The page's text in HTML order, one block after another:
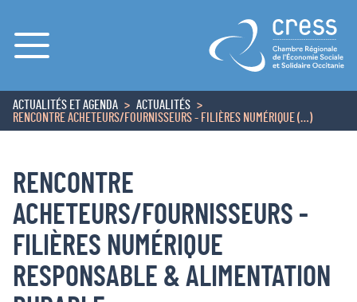
Menu
ACCUEIL
ACTUALITÉS ET AGENDA
ACTUALITÉS
RENCONTRE ACHETEURS/FOURNISSEURS - FILIÈRES NUMÉRIQUE (…)
RENCONTRE
ACHETEURS/FOURNISSEURS -
FILIÈRES NUMÉRIQUE
RESPONSABLE & ALIMENTATION